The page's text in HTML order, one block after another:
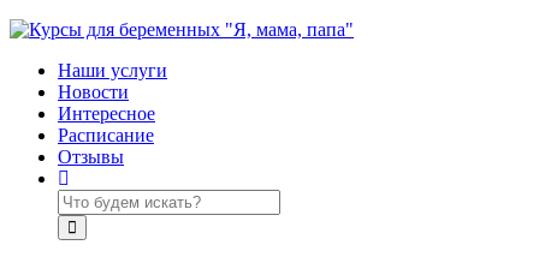
Наши услуги
Новости
Интересное
Расписание
Отзывы